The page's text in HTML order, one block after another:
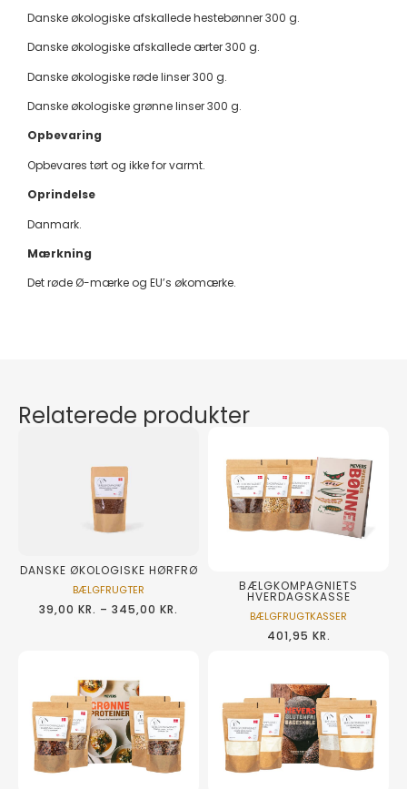
Danske økologiske afskallede hestebønner 300 g.
Danske økologiske afskallede ærter 300 g.
Danske økologiske røde linser 300 g.
Danske økologiske grønne linser 300 g.
Opbevaring
Opbevares tørt og ikke for varmt.
Oprindelse
Danmark.
Mærkning
Det røde Ø-mærke og EU’s økomærke.
Relaterede produkter
DANSKE ØKOLOGISKE HØRFRØ
BÆLGFRUGTER
39,00 KR. – 345,00 KR.
BÆLGKOMPAGNIETS
HVERDAGSKASSE
BÆLGFRUGTKASSER
401,95 KR.